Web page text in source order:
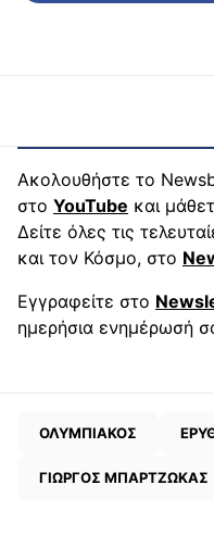
Ακολουθήστε το
στο YouTube και
Δείτε όλες τις
και τον Κόσμο, στο
Εγγραφείτε στο
ημερήσια ενημέρωσή
ΟΛΥΜΠΙΑΚΟΣ
ΓΙΩΡΓΟΣ ΜΠΑΡΤΖΩΚΑΣ